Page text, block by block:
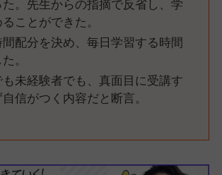
た。先生からの指摘で反省し、学
ことができた。
配分を決め、毎日学習する時間
。
未経験者でも、真面目に受講す
信がつく内容だと断言。